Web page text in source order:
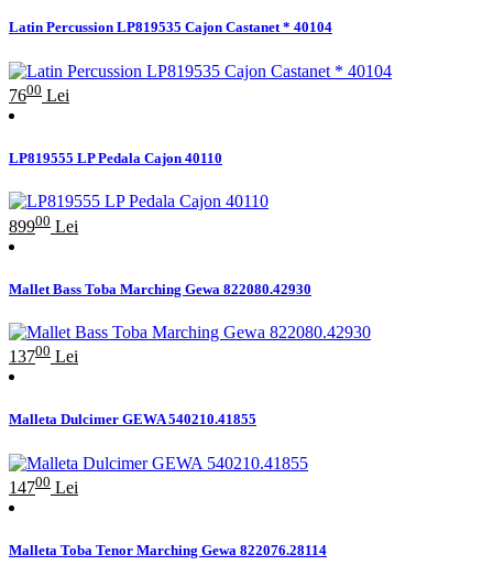
Latin Percussion LP819535 Cajon Castanet * 40104
7600 Lei
LP819555 LP Pedala Cajon 40110
89900 Lei
Mallet Bass Toba Marching Gewa 822080.42930
13700 Lei
Malleta Dulcimer GEWA 540210.41855
14700 Lei
Malleta Toba Tenor Marching Gewa 822076.28114